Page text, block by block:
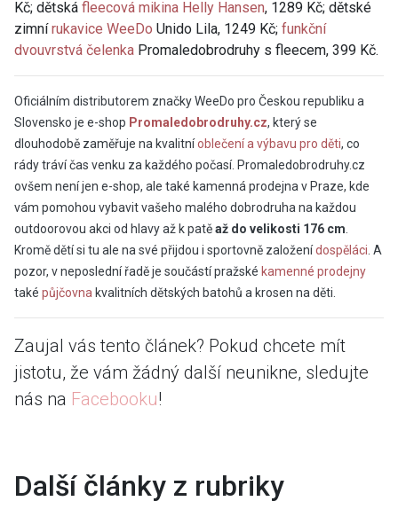
Kč; dětská fleecová mikina Helly Hansen, 1289 Kč; dětské
zimnírukavice WeeDo Unido Lila, 1249 Kč; funkční
dvouvrstvá čelenka Promaledobrodruhy s fleecem, 399 Kč.
Oficiálním distributorem značky WeeDo pro Českou republiku a
Slovensko je e-shop Promaledobrodruhy.cz, který se
dlouhodobě zaměřuje na kvalitníoblečení a výbavu pro děti, co
rády tráví čas venku za každého počasí. Promaledobrodruhy.cz
ovšem není jen e-shop, ale také kamenná prodejna v Praze, kde
vám pomohou vybavit vašeho malého dobrodruha na každou
outdoorovou akci od hlavy až k patěaž do velikosti 176 cm.
Kromě dětí si tu ale na své přijdou i sportovně založenídospěláci. A
pozor, v neposlední řadě je součástí pražské kamenné prodejny
také půjčovna kvalitních dětských batohů a krosen na děti.
Zaujal vás tento článek? Pokud chcete mít
jistotu, že vám žádný další neunikne, sledujte
nás na Facebooku!
Další články z rubriky